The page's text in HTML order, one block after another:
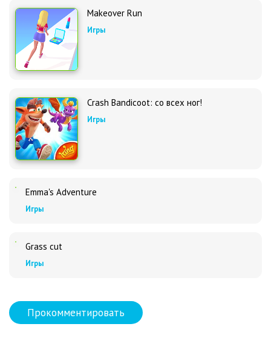
Makeover Run
Игры
Crash Bandicoot: со всех ног!
Игры
Emma's Adventure
Игры
Grass cut
Игры
Прокомментировать